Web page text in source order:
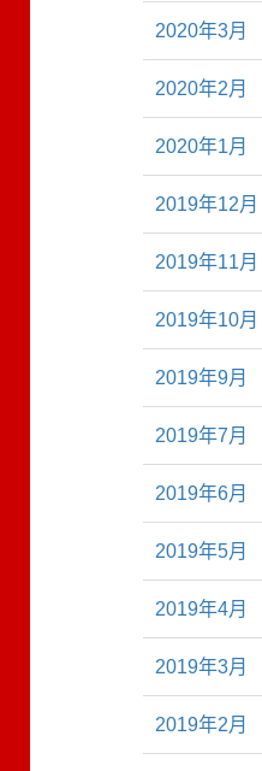
2020年3月
2020年2月
2020年1月
2019年12月
2019年11月
2019年10月
2019年9月
2019年7月
2019年6月
2019年5月
2019年4月
2019年3月
2019年2月